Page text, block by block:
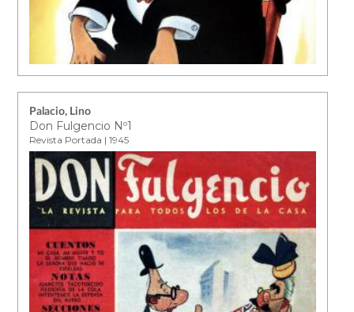
Palacio, Lino
Don Fulgencio Nº1
Revista Portada | 1945